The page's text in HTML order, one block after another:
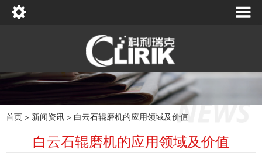
首页 > 新闻资讯 > 白云石辊磨机的应用领域及价值
白云石辊磨机的应用领域及价值